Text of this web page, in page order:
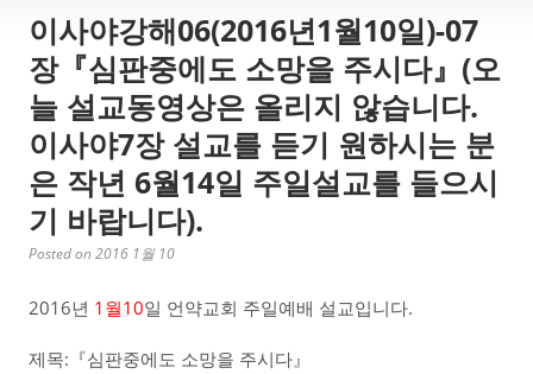
이사야강해06(2016년1월10일)-07
장『심판중에도 소망을 주시다』(오
늘 설교동영상은 올리지 않습니다.
이사야7장 설교를 듣기 원하시는 분
은 작년 6월14일 주일설교를 들으시
기 바랍니다).
Posted on 2016 1월 10
2016년 1월10일 언약교회 주일예배 설교입니다.
제목:『심판중에도 소망을 주시다』